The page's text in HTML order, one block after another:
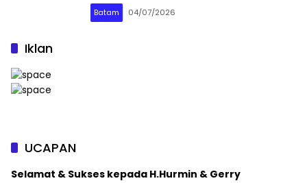
Batam 04/07/2026
Iklan
UCAPAN
Selamat & Sukses kepada H.Hurmin & Gerry